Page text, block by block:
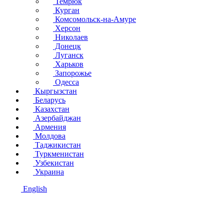
Курган
Комсомольск-на-Амуре
Херсон
Николаев
Донецк
Луганск
Харьков
Запорожье
Одесса
Кыргызстан
Беларусь
Казахстан
Азербайджан
Армения
Молдова
Таджикистан
Туркменистан
Узбекистан
Украина
English